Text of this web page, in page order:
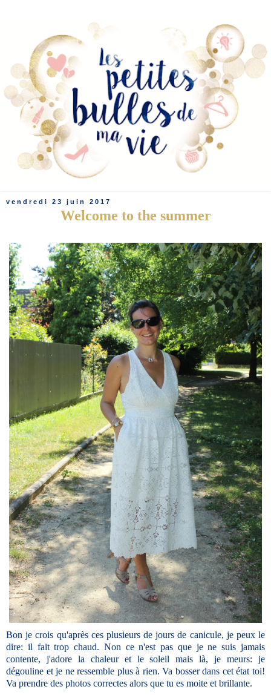
vendredi 23 juin 2017
Welcome to the summer
Bon je crois qu'après ces plusieurs de jours de canicule, je peux le
dire: il fait trop chaud. Non ce n'est pas que je ne suis jamais
contente, j'adore la chaleur et le soleil mais là, je meurs: je
dégouline et je ne ressemble plus à rien. Va bosser dans cet état toi!
Va prendre des photos correctes alors que tu es moite et brillante.